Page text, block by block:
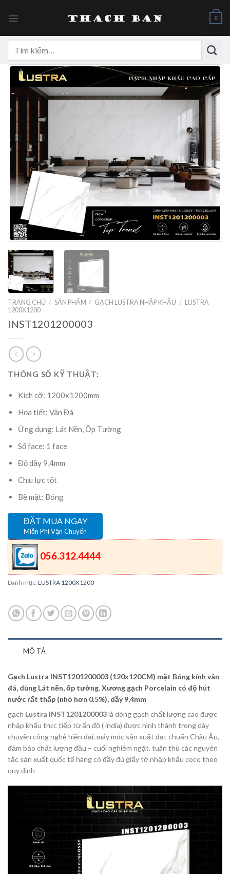
0
kiếm:
TRANG CHỦ / SẢN PHẨM / GẠCH LUSTRA NHẬP KHẨU / LUSTRA
1200X1200
INST1201200003
THÔNG SỐ KỸ THUẬT:
Kích cỡ: 1200x1200mm
Họa tiết: Vân Đá
Ứng dụng: Lát Nền, Ốp Tường
Số face: 1 face
Độ dầy 9,4mm
Chịu lực tốt
Bề mặt: Bóng
ĐẶT MUA NGAY
Miễn Phí Vận Chuyển
056.312.4444
Danh mục: LUSTRA 1200X1200
MÔ TẢ
Gạch Lustra INST1201200003 (120x120CM) mặt Bóng kính vân
đá, dùng Lát nền, ốp tường. Xương gạch Porcelain có độ hút
nước rất thấp (nhỏ hơn 0.5%), dầy 9,4mm
gạch Lustra INST1201200003là dòng gạch chất lượng cao được
nhập khẩu trực tiếp từ ấn độ ( india) được hình thành trong dây
chuyền công nghệ hiện đại, máy móc sản xuất đạt chuẩn Châu Âu,
đảm bảo chất lượng đầu – cuối nghiêm ngặt. tuân thủ các nguyên
tắc sản xuất quốc tế hàng có đầy đủ giấy tờ nhập khẩu cocq theo
quy định